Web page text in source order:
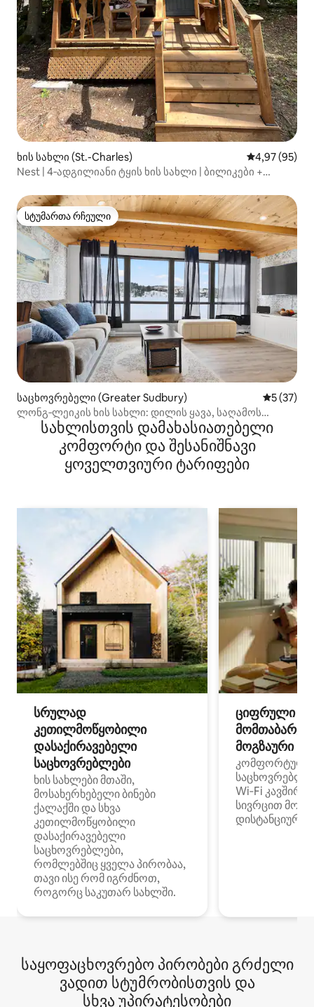
ხის სახლი (St.-Charles) საშუალო
4,97 (95)
Nest | 4‑ადგილიანი ტყის ხის სახლი | ბილიკები +
სტუმართა რჩეული
სტუმართა რჩეული
საცხოვრებელი (Greater Sudbury) საშუალო
5 (37)
ლონგ‑ლეიკის ხის სახლი: დილის ყავა, საღამოს
ვარსკვლავები
სახლისთვის დამახასიათებელი
კომფორტი და შესანიშნავი
ყოველთვიური ტარიფები
სრულად
კეთილმოწყობილი
დასაქირავებელი
საცხოვრებლები
ხის სახლები მთაში,
მოსახერხებელი ბინები
ქალაქში და სხვა
კეთილმოწყობილი
დასაქირავებელი
საცხოვრებლები,
რომლებშიც ყველა პირობაა,
თავი ისე რომ იგრძნოთ,
როგორც საკუთარ სახლში.
ციფრული
მოგზაური
კომფორტული
Wi‑Fi
სივრცით
დისტანციური
საყოფაცხოვრებო პირობები გრძელი
ვადით სტუმრობისთვის და
სხვა უპირატესობები